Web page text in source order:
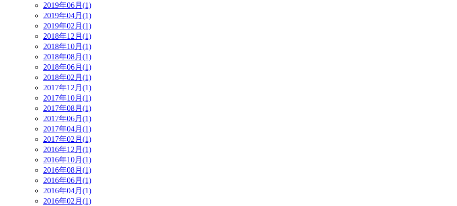
2019年06月(1)
2019年04月(1)
2019年02月(1)
2018年12月(1)
2018年10月(1)
2018年08月(1)
2018年06月(1)
2018年02月(1)
2017年12月(1)
2017年10月(1)
2017年08月(1)
2017年06月(1)
2017年04月(1)
2017年02月(1)
2016年12月(1)
2016年10月(1)
2016年08月(1)
2016年06月(1)
2016年04月(1)
2016年02月(1)